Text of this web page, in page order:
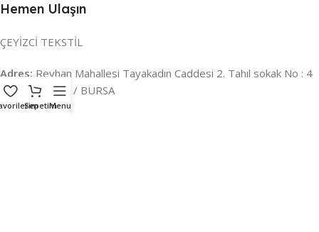
Hemen Ulaşın
ÇEYİZCİ TEKSTİL
Adres: Reyhan Mahallesi Tayakadın Caddesi 2. Tahıl sokak No : 4
/ a Osmangazi / BURSA
SepetimMenu